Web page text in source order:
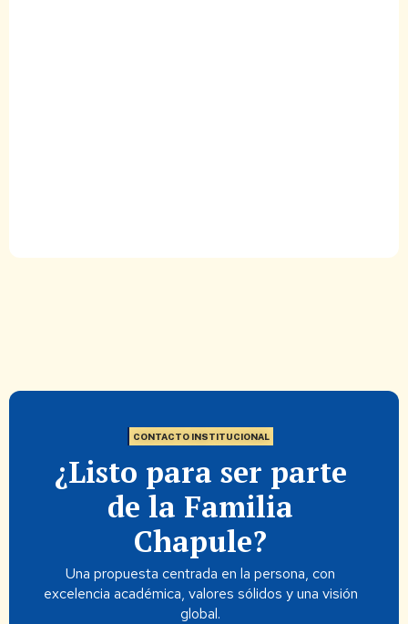
CONTACTO INSTITUCIONAL
¿Listo para ser parte
de la Familia
Chapule?
Una propuesta centrada en la persona, con
excelencia académica, valores sólidos y una visión
global.